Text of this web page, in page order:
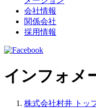
会社情報
関係会社
採用情報
インフォメ
株式会社村井 トッ